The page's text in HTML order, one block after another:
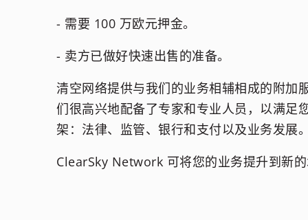
- 需要 100 万欧元押金。
- 卖方已做好快速出售的准备。
清空网络提供与我们的业务相辅相成的附加
们很高兴地配备了专家和专业人员，以满足
架：法律、监管、银行和支付以及业务发展
ClearSky Network 可将您的业务提升到新